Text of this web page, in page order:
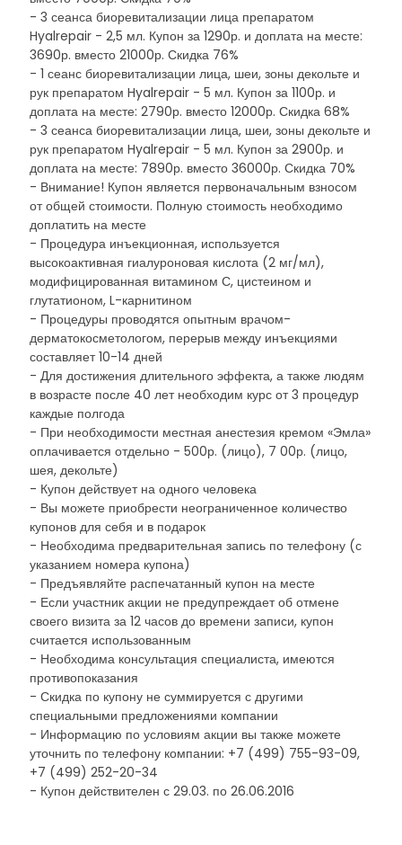
- 3 сеанса биоревитализации лица препаратом
Hyalrepair - 2,5 мл. Купон за 1290р. и доплата на месте:
3690р. вместо 21000р. Скидка 76%
- 1 сеанс биоревитализации лица, шеи, зоны декольте и
рук препаратом Hyalrepair - 5 мл. Купон за 1100р. и
доплата на месте: 2790р. вместо 12000р. Скидка 68%
- 3 сеанса биоревитализации лица, шеи, зоны декольте и
рук препаратом Hyalrepair - 5 мл. Купон за 2900р. и
доплата на месте: 7890р. вместо 36000р. Скидка 70%
- Внимание! Купон является первоначальным взносом
от общей стоимости. Полную стоимость необходимо
доплатить на месте
- Процедура инъекционная, используется
высокоактивная гиалуроновая кислота (2 мг/мл),
модифицированная витамином С, цистеином и
глутатионом, L-карнитином
- Процедуры проводятся опытным врачом-
дерматокосметологом, перерыв между инъекциями
составляет 10-14 дней
- Для достижения длительного эффекта, а также людям
в возрасте после 40 лет необходим курс от 3 процедур
каждые полгода
- При необходимости местная анестезия кремом «Эмла»
оплачивается отдельно - 500р. (лицо), 7 00р. (лицо,
шея, декольте)
- Купон действует на одного человека
- Вы можете приобрести неограниченное количество
купонов для себя и в подарок
- Необходима предварительная запись по телефону (с
указанием номера купона)
- Предъявляйте распечатанный купон на месте
- Если участник акции не предупреждает об отмене
своего визита за 12 часов до времени записи, купон
считается использованным
- Необходима консультация специалиста, имеются
противопоказания
- Скидка по купону не суммируется с другими
специальными предложениями компании
- Информацию по условиям акции вы также можете
уточнить по телефону компании: +7 (499) 755-93-09,
+7 (499) 252-20-34
- Купон действителен с 29.03. по 26.06.2016